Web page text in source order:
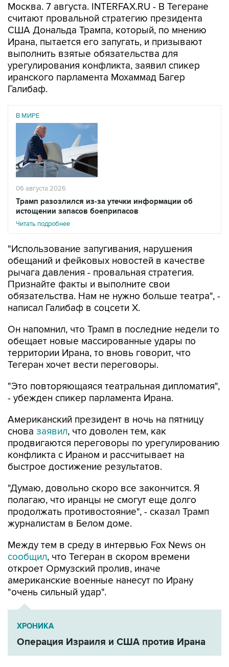
Москва. 7 августа. INTERFAX.RU - В Тегеране
считают провальной стратегию президента
США Дональда Трампа, который, по мнению
Ирана, пытается его запугать, и призывают
выполнить взятые обязательства для
урегулирования конфликта, заявил спикер
иранского парламента Мохаммад Багер
Галибаф.
В МИРЕ
06 августа 2026
Трамп разозлился из-за утечки информации об
истощении запасов боеприпасов
Читать подробнее
"Использование запугивания, нарушения
обещаний и фейковых новостей в качестве
рычага давления - провальная стратегия.
Признайте факты и выполните свои
обязательства. Нам не нужно больше театра", -
написал Галибаф в соцсети X.
Он напомнил, что Трамп в последние недели то
обещает новые массированные удары по
территории Ирана, то вновь говорит, что
Тегеран хочет вести переговоры.
"Это повторяющаяся театральная дипломатия",
- убежден спикер парламента Ирана.
Американский президент в ночь на пятницу
снова заявил, что доволен тем, как
продвигаются переговоры по урегулированию
конфликта с Ираном и рассчитывает на
быстрое достижение результатов.
"Думаю, довольно скоро все закончится. Я
полагаю, что иранцы не смогут еще долго
продолжать противостояние", - сказал Трамп
журналистам в Белом доме.
Между тем в среду в интервью Fox News он
сообщил, что Тегеран в скором времени
откроет Ормузский пролив, иначе
американские военные нанесут по Ирану
"очень сильный удар".
ХРОНИКА
Операция Израиля и США против Ирана